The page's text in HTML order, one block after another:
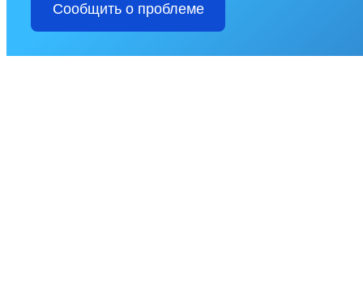
Сообщить о проблеме